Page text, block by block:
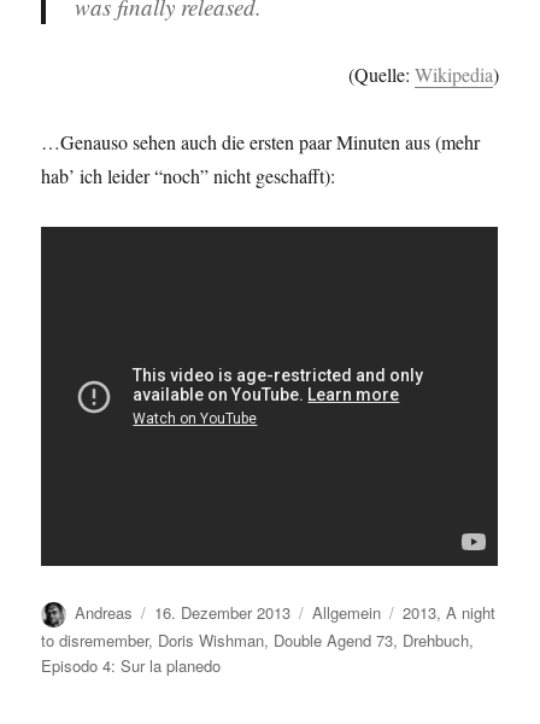
was finally released.
(Quelle: Wikipedia)
…Genauso sehen auch die ersten paar Minuten aus (mehr
hab’ ich leider “noch” nicht geschafft):
Autor
Andreas
Veröffentlicht
am
16. Dezember 2013 Kategorien
Allgemein Schlagwörter
2013,A night
to disremember, Doris Wishman, Double Agend 73, Drehbuch,
Episodo 4: Sur la planedo